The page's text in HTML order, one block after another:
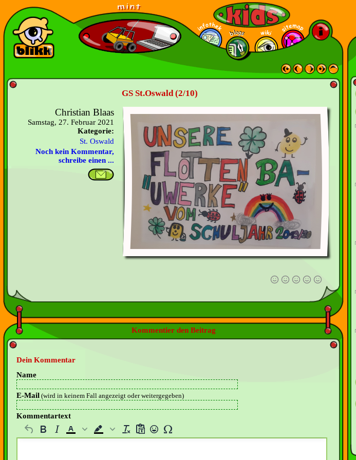
GS St.Oswald (2/10)
Christian Blaas
Samstag, 27. Februar 2021
Kategorie:
St. Oswald
Noch kein Kommentar,
schreibe einen ...
Kommentier den Beitrag
Dein Kommentar
Name
E-Mail (wird in keinem Fall angezeigt oder weitergegeben)
Kommentartext